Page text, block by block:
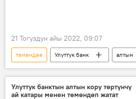
21 Тогуздун айы 2022, 09:07
төмөндөө Улуттук банк
алтын
валюта
запас Экономика
Улуттук банктын алтын кору төртүнчү
ай катары менен төмөндөп жатат